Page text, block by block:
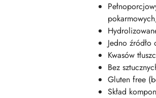
Jedno
Kwasów
Bez
Gluten free
Skład